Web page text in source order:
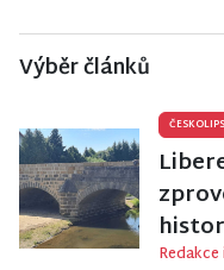
Výběr článků
Redakce